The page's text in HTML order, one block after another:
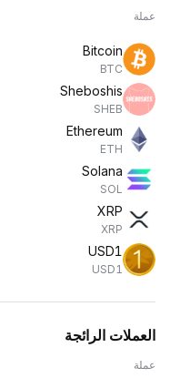
عملة
Bitcoin
BTC
Sheboshis
SHEB
Ethereum
ETH
Solana
SOL
XRP
XRP
USD1
USD1
العملات الرائجة
عملة